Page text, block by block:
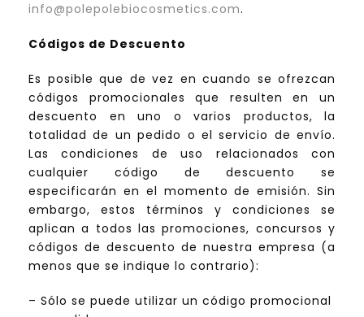
info@polepolebiocosmetics.com.
Códigos de Descuento
Es posible que de vez en cuando se ofrezcan
códigos promocionales que resulten en un
descuento en uno o varios productos, la
totalidad de un pedido o el servicio de envío.
Las condiciones de uso relacionados con
cualquier código de descuento se
especificarán en el momento de emisión. Sin
embargo, estos términos y condiciones se
aplican a todos las promociones, concursos y
códigos de descuento de nuestra empresa (a
menos que se indique lo contrario):
– Sólo se puede utilizar un código promocional